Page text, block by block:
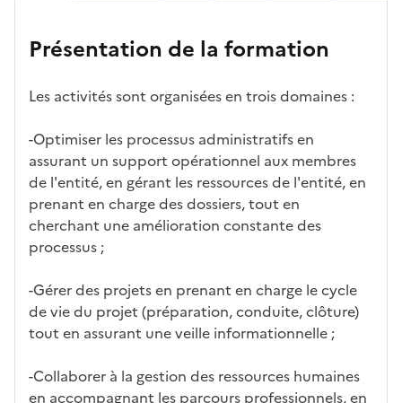
ses
act
tiq
ues
par
ssemen
o
ali
s
d
e
c
a
d
at
ur
s
ac
s à
la
fo
rm
ati
re
dé
uch
és
l'ét
em
ent
Présentation de la formation
Les activités sont organisées en trois domaines :
-Optimiser les processus administratifs en
assurant un support opérationnel aux membres
de l'entité, en gérant les ressources de l'entité, en
prenant en charge des dossiers, tout en
cherchant une amélioration constante des
processus ;
-Gérer des projets en prenant en charge le cycle
de vie du projet (préparation, conduite, clôture)
tout en assurant une veille informationnelle ;
-Collaborer à la gestion des ressources humaines
en accompagnant les parcours professionnels, en